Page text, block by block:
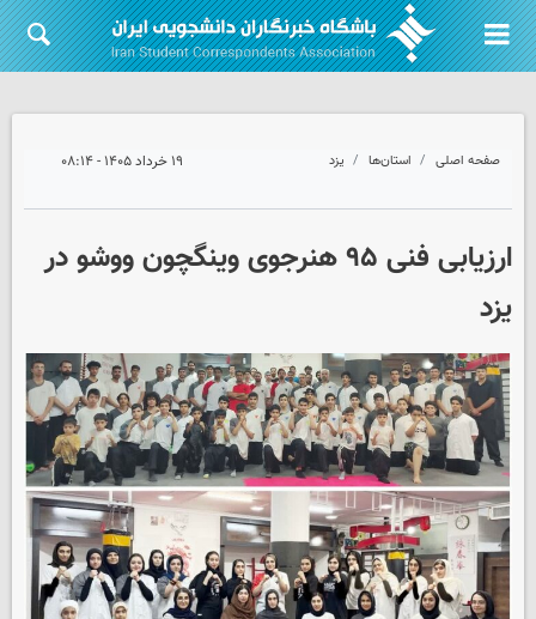
صفحه اصلی استان‌ها یزد ۱۹ خرداد ۱۴۰۵ - ۰۸:۱۴
ارزیابی فنی ۹۵ هنرجوی وینگچون ووشو در
یزد